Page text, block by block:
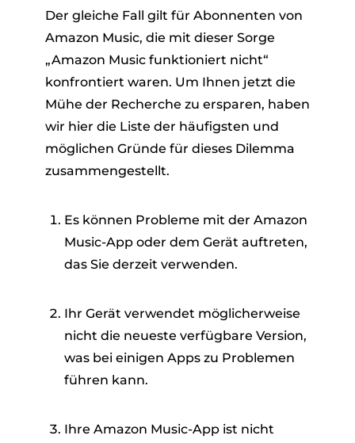
Der gleiche Fall gilt für Abonnenten von
Amazon Music, die mit dieser Sorge
„Amazon Music funktioniert nicht“
konfrontiert waren. Um Ihnen jetzt die
Mühe der Recherche zu ersparen, haben
wir hier die Liste der häufigsten und
möglichen Gründe für dieses Dilemma
zusammengestellt.
Es können Probleme mit der Amazon
Music-App oder dem Gerät auftreten,
das Sie derzeit verwenden.
Ihr Gerät verwendet möglicherweise
nicht die neueste verfügbare Version,
was bei einigen Apps zu Problemen
führen kann.
Ihre Amazon Music-App ist nicht